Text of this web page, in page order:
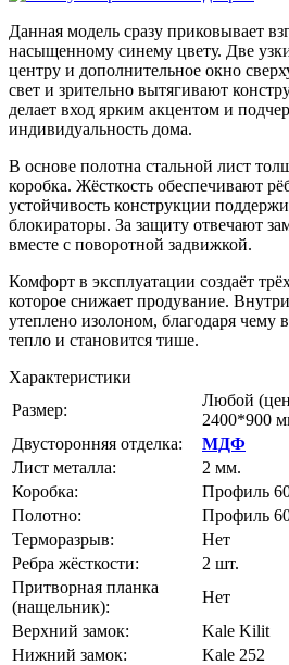
Данная модель сразу приковывает
насыщенному синему цвету. Две
центру и дополнительное окно
свет и зрительно вытягивают
делает вход ярким акцентом и
индивидуальность дома.
В основе полотна стальной лист
коробка. Жёсткость обеспечивают
устойчивость конструкции
блокираторы. За защиту отвечают
вместе с поворотной задвижкой.
Комфорт в эксплуатации создаёт
которое снижает продувание.
утеплено изолоном, благодаря чему
тепло и становится тише.
Характеристики
Размер:
Любой
2400*900
Двусторонняя отделка:
МДФ
Лист металла:
2 мм.
Коробка:
Профиль
Полотно:
Профиль
Терморазрыв:
Нет
Ребра жёсткости:
2 шт.
Притворная планка
(нащельник):
Нет
Верхний замок:
Kale Kilit
Нижний замок:
Kale 252